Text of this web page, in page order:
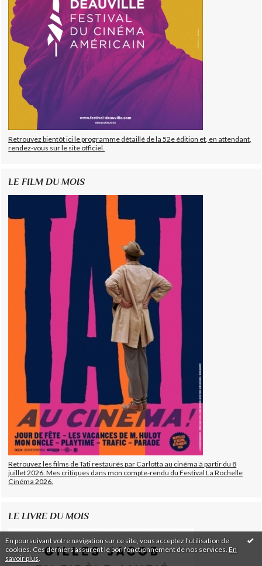
En poursuivant votre navigation sur ce site, vous acceptez l'utilisation de
cookies. Ces derniers assurent le bon fonctionnement de nos services. En
savoir plus
Retrouvez bientôt ici le programme détaillé de la 52e édition et, en attendant,
rendez-vous sur le site officiel.
LE FILM DU MOIS
Retrouvez les films de Tati restaurés par Carlotta au cinéma à partir du 8
juillet 2026. Mes critiques dans mon compte-rendu du Festival La Rochelle
Cinéma 2026.
LE LIVRE DU MOIS